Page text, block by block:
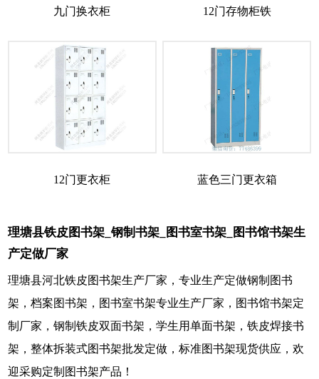
九门换衣柜 12门存物柜铁
12门更衣柜 蓝色三门更衣箱
理塘县铁皮图书架_钢制书架_图书室书架_图书馆书架生
产定做厂家
理塘县河北铁皮图书架生产厂家，专业生产定做钢制图书
架，档案图书架，图书室书架专业生产厂家，图书馆书架定
制厂家，钢制铁皮双面书架，学生用单面书架，铁皮焊接书
架，整体拆装式图书架批发定做，标准图书架现货供应，欢
迎采购定制图书架产品！